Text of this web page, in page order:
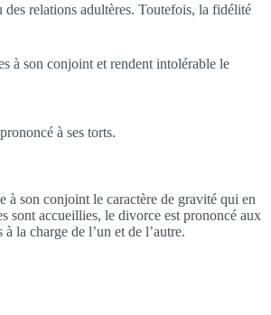
des relations adultères. Toutefois, la fidélité
à son conjoint et rendent intolérable le
à ses torts.
à son conjoint le caractère de gravité qui en
sont accueillies, le divorce est prononcé aux
la charge de l’un et de l’autre.